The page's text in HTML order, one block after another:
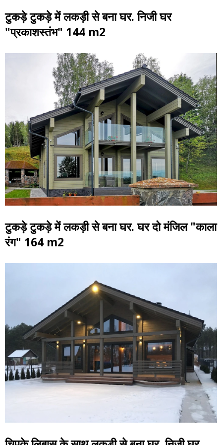
टुकड़े टुकड़े में लकड़ी से बना घर. निजी घर
"प्रकाशस्तंभ" 144 m2
टुकड़े टुकड़े में लकड़ी से बना घर. घर दो मंजिल "काला
रंग" 164 m2